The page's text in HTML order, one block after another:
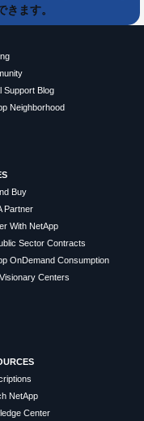
ます。
Support Blog
Neighborhood
Buy
Partner
With NetApp
Sector Contracts
OnDemand Consumption
Centers
NetApp
Center